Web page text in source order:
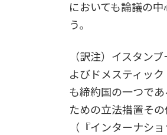
においても論議の
う。
（訳注）イスタン
よびドメスティッ
も締約国の一つで
ための立法措置そ
（『インターナシ